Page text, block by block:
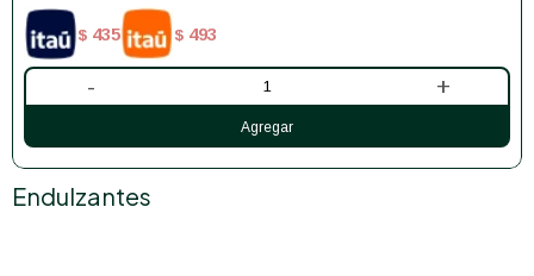
$ 435 $ 493
- +
Endulzantes